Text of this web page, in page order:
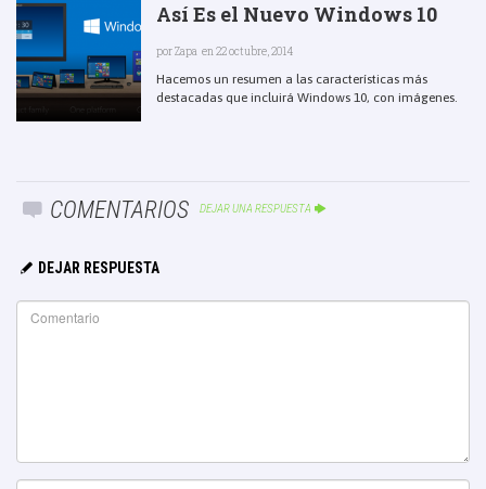
Así Es el Nuevo Windows 10
porZapa en 22 octubre, 2014
Hacemos un resumen a las características más
destacadas que incluirá Windows 10, con imágenes.
COMENTARIOS DEJAR UNA RESPUESTA
DEJAR RESPUESTA